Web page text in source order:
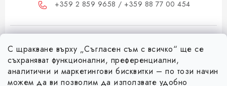
С щракване върху „Съгласен съм с всичко“ ще се
съхраняват функционални, преференциални,
аналитични и маркетингови бисквитки – по този начин
можем да ви позволим да използвате удобно
+359 2 859 9658 / +359 88 77 00 454